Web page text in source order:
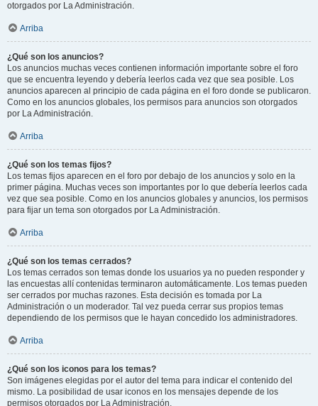
otorgados por La Administración.
Arriba
¿Qué son los anuncios?
Los anuncios muchas veces contienen información importante sobre el foro
que se encuentra leyendo y debería leerlos cada vez que sea posible. Los
anuncios aparecen al principio de cada página en el foro donde se publicaron.
Como en los anuncios globales, los permisos para anuncios son otorgados
por La Administración.
Arriba
¿Qué son los temas fijos?
Los temas fijos aparecen en el foro por debajo de los anuncios y solo en la
primer página. Muchas veces son importantes por lo que debería leerlos cada
vez que sea posible. Como en los anuncios globales y anuncios, los permisos
para fijar un tema son otorgados por La Administración.
Arriba
¿Qué son los temas cerrados?
Los temas cerrados son temas donde los usuarios ya no pueden responder y
las encuestas allí contenidas terminaron automáticamente. Los temas pueden
ser cerrados por muchas razones. Esta decisión es tomada por La
Administración o un moderador. Tal vez pueda cerrar sus propios temas
dependiendo de los permisos que le hayan concedido los administradores.
Arriba
¿Qué son los iconos para los temas?
Son imágenes elegidas por el autor del tema para indicar el contenido del
mismo. La posibilidad de usar iconos en los mensajes depende de los
permisos otorgados por La Administración.